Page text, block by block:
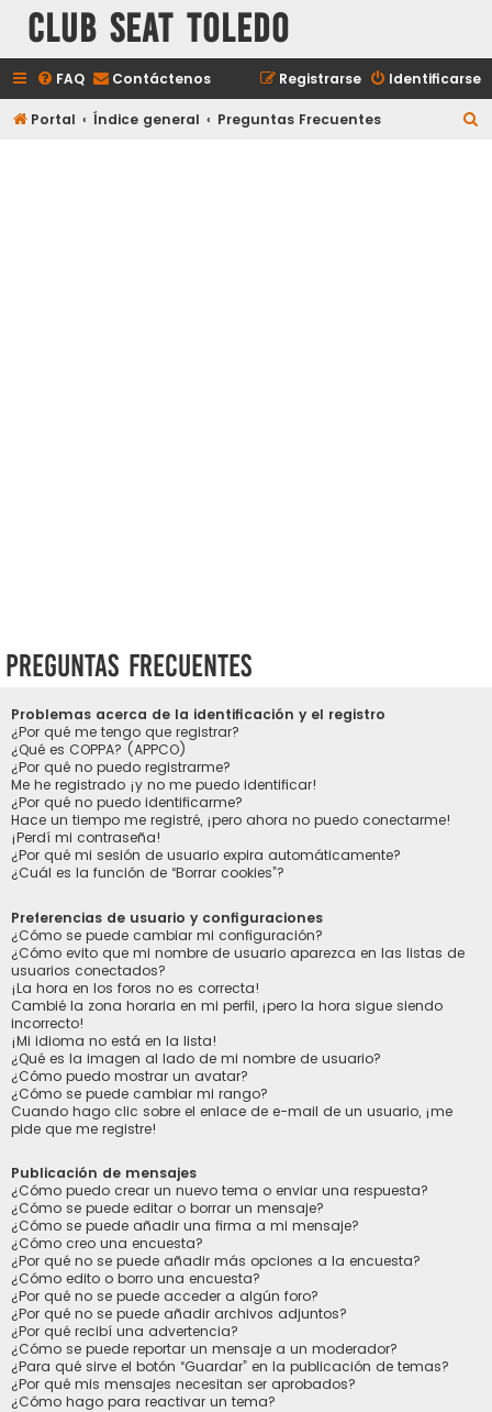
Club Seat Toledo
FAQ Contáctenos Identificarse
Registrarse
Portal Índice general Preguntas Frecuentes
Preguntas Frecuentes
Problemas acerca de la identificación y el registro
¿Por qué me tengo que registrar?
¿Qué es COPPA? (APPCO)
¿Por qué no puedo registrarme?
Me he registrado ¡y no me puedo identificar!
¿Por qué no puedo identificarme?
Hace un tiempo me registré, ¡pero ahora no puedo conectarme!
¡Perdí mi contraseña!
¿Por qué mi sesión de usuario expira automáticamente?
¿Cuál es la función de “Borrar cookies”?
Preferencias de usuario y configuraciones
¿Cómo se puede cambiar mi configuración?
¿Cómo evito que mi nombre de usuario aparezca en las listas de
usuarios conectados?
¡La hora en los foros no es correcta!
Cambié la zona horaria en mi perfil, ¡pero la hora sigue siendo
incorrecto!
¡Mi idioma no está en la lista!
¿Qué es la imagen al lado de mi nombre de usuario?
¿Cómo puedo mostrar un avatar?
¿Cómo se puede cambiar mi rango?
Cuando hago clic sobre el enlace de e-mail de un usuario, ¡me
pide que me registre!
Publicación de mensajes
¿Cómo puedo crear un nuevo tema o enviar una respuesta?
¿Cómo se puede editar o borrar un mensaje?
¿Cómo se puede añadir una firma a mi mensaje?
¿Cómo creo una encuesta?
¿Por qué no se puede añadir más opciones a la encuesta?
¿Cómo edito o borro una encuesta?
¿Por qué no se puede acceder a algún foro?
¿Por qué no se puede añadir archivos adjuntos?
¿Por qué recibí una advertencia?
¿Cómo se puede reportar un mensaje a un moderador?
¿Para qué sirve el botón “Guardar” en la publicación de temas?
¿Por qué mis mensajes necesitan ser aprobados?
¿Cómo hago para reactivar un tema?